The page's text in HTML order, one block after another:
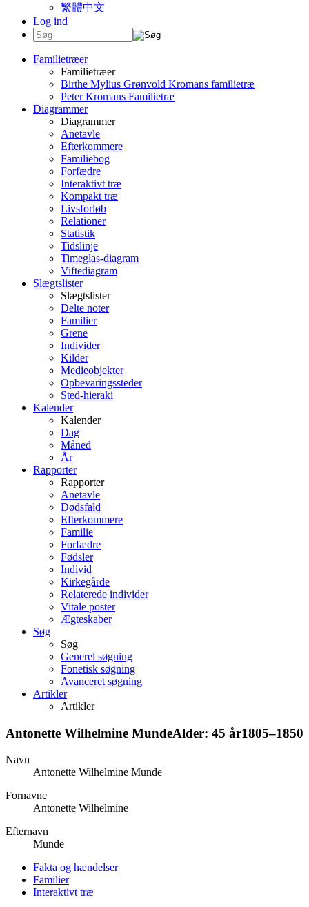
繁體中文
Log ind
Familietræer
Familietræer
Birthe Mylius Grønvold Kromans familietræ
Peter Kromans Familietræ
Diagrammer
Diagrammer
Anetavle
Efterkommere
Familiebog
Forfædre
Interaktivt træ
Kompakt træ
Livsforløb
Relationer
Statistik
Tidslinje
Timeglas-diagram
Viftediagram
Slægtslister
Slægtslister
Delte noter
Familier
Grene
Individer
Kilder
Medieobjekter
Opbevaringssteder
Sted-hieraki
Kalender
Kalender
Dag
Måned
År
Rapporter
Rapporter
Anetavle
Dødsfald
Efterkommere
Familie
Forfædre
Fødsler
Individ
Kirkegårde
Relaterede individer
Vitale poster
Ægteskaber
Søg
Søg
Generel søgning
Fonetisk søgning
Avanceret søgning
Artikler
Artikler
Antonette Wilhelmine MundeAlder: 45 år1805–1850
Navn
Antonette Wilhelmine Munde
Fornavne
Antonette Wilhelmine
Efternavn
Munde
Fakta og hændelser
Familier
Interaktivt træ